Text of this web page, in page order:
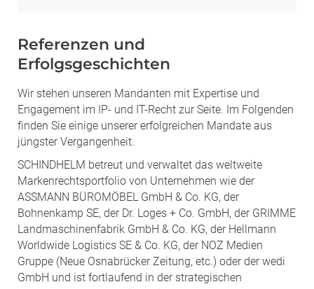
Referenzen und
Erfolgsgeschichten
Wir stehen unseren Mandanten mit Expertise und
Engagement im IP- und IT-Recht zur Seite. Im Folgenden
finden Sie einige unserer erfolgreichen Mandate aus
jüngster Vergangenheit.
SCHINDHELM betreut und verwaltet das weltweite
Markenrechtsportfolio von Unternehmen wie der
ASSMANN BÜROMÖBEL GmbH & Co. KG, der
Bohnenkamp SE, der Dr. Loges + Co. GmbH, der GRIMME
Landmaschinenfabrik GmbH & Co. KG, der Hellmann
Worldwide Logistics SE & Co. KG, der NOZ Medien
Gruppe (Neue Osnabrücker Zeitung, etc.) oder der wedi
GmbH und ist fortlaufend in der strategischen